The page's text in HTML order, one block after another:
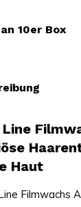
10er Box
Haut
Filmwachs